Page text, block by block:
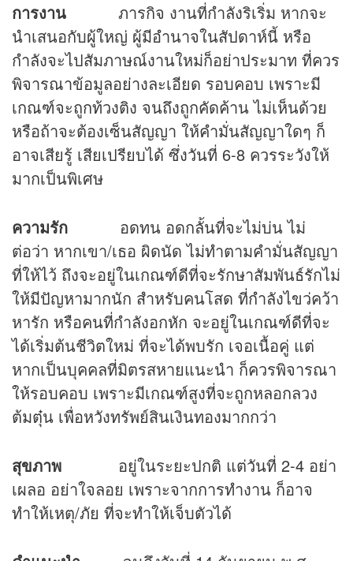
การงาน ภารกิจ งานที่กำลังริเริ่ม หากจะ
นำเสนอกับผู้ใหญ่ ผู้มีอำนาจในสัปดาห์นี้ หรือ
กำลังจะไปสัมภาษณ์งานใหม่ก็อย่าประมาท ที่ควร
พิจารณาข้อมูลอย่างละเอียด รอบคอบ เพราะมี
เกณฑ์จะถูกท้วงติง จนถึงถูกคัดค้าน ไม่เห็นด้วย
หรือถ้าจะต้องเซ็นสัญญา ให้คำมั่นสัญญาใดๆ ก็
อาจเสียรู้ เสียเปรียบได้ ซึ่งวันที่ 6-8 ควรระวังให้
มากเป็นพิเศษ
ความรัก อดทน อดกลั้นที่จะไม่บ่น ไม่
ต่อว่า หากเขา/เธอ ผิดนัด ไม่ทำตามคำมั่นสัญญา
ที่ให้ไว้ ถึงจะอยู่ในเกณฑ์ดีที่จะรักษาสัมพันธ์รักไม่
ให้มีปัญหามากนัก สำหรับคนโสด ที่กำลังไขว่คว้า
หารัก หรือคนที่กำลังอกหัก จะอยู่ในเกณฑ์ดีที่จะ
ได้เริ่มต้นชีวิตใหม่ ที่จะได้พบรัก เจอเนื้อคู่ แต่
หากเป็นบุคคลที่มิตรสหายแนะนำ ก็ควรพิจารณา
ให้รอบคอบ เพราะมีเกณฑ์สูงที่จะถูกหลอกลวง
ต้มตุ๋น เพื่อหวังทรัพย์สินเงินทองมากกว่า
สุขภาพ อยู่ในระยะปกติ แต่วันที่ 2-4 อย่า
เผลอ อย่าใจลอย เพราะจากการทำงาน ก็อาจ
ทำให้เหตุ/ภัย ที่จะทำให้เจ็บตัวได้